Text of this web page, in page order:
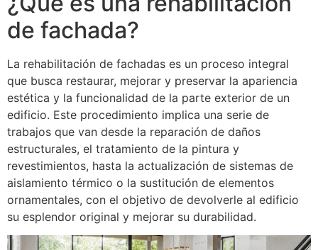
de fachada?
La rehabilitación de fachadas es un proceso integral
que busca restaurar, mejorar y preservar la apariencia
estética y la funcionalidad de la parte exterior de un
edificio. Este procedimiento implica una serie de
trabajos que van desde la reparación de daños
estructurales, el tratamiento de la pintura y
revestimientos, hasta la actualización de sistemas de
aislamiento térmico o la sustitución de elementos
ornamentales, con el objetivo de devolverle al edificio
su esplendor original y mejorar su durabilidad.